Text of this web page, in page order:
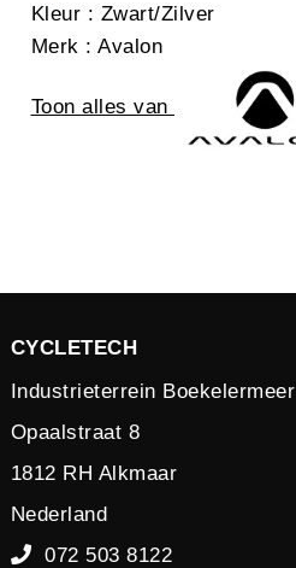
Kleur : Zwart/Zilver
Merk : Avalon
Toon alles van
CYCLETECH
Industrieterrein Boekelermeer
Opaalstraat 8
1812 RH Alkmaar
Nederland
072 503 8122